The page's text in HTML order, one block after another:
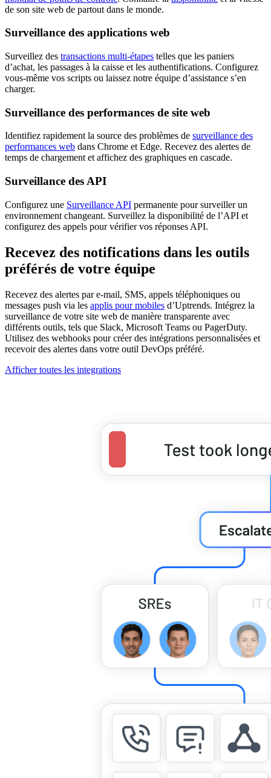
de son site web de partout dans le monde.
Surveillance des applications web
Surveillez des transactions multi-étapes telles que les paniers
d’achat, les passages à la caisse et les authentifications. Configurez
vous-même vos scripts ou laissez notre équipe d’assistance s’en
charger.
Surveillance des performances de site web
Identifiez rapidement la source des problèmes de surveillance des
performances web dans Chrome et Edge. Recevez des alertes de
temps de chargement et affichez des graphiques en cascade.
Surveillance des API
Configurez une Surveillance API permanente pour surveiller un
environnement changeant. Surveillez la disponibilité de l’API et
configurez des appels pour vérifier vos réponses API.
Recevez des notifications dans les outils
préférés de votre équipe
Recevez des alertes par e-mail, SMS, appels téléphoniques ou
messages push via les applis pour mobiles d’Uptrends. Intégrez la
surveillance de votre site web de manière transparente avec
différents outils, tels que Slack, Microsoft Teams ou PagerDuty.
Utilisez des webhooks pour créer des intégrations personnalisées et
recevoir des alertes dans votre outil DevOps préféré.
Afficher toutes les integrations